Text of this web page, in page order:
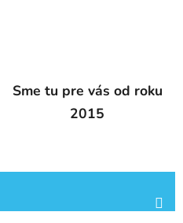
Sme tu pre vás od roku
2015